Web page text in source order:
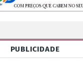
PUBLICIDADE